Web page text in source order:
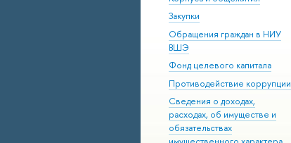
Закупки
Обращения граждан в НИУ
ВШЭ
Фонд целевого капитала
Противодействие коррупции
Сведения о доходах,
расходах, об имуществе и
обязательствах